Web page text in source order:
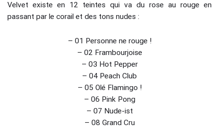
Velvet existe en 12 teintes qui va du rose au rouge en
passant par le corail et des tons nudes :
– 01 Personne ne rouge !
– 02 Frambourjoise
– 03 Hot Pepper
– 04 Peach Club
– 05 Olé Flamingo !
– 06 Pink Pong
– 07 Nude-ist
– 08 Grand Cru